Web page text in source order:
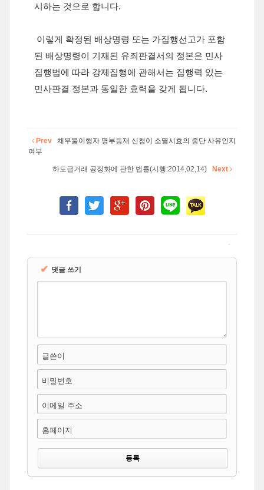
시하는 것으로 합니다.
이렇게 확정된 배상명령 또는 가집행선고가 포함
된 배상명령이 기재된 유죄판결서의 정본은 민사
집행법에 따라 강제집행에 관해서는 집행력 있는
민사판결 정본과 동일한 효력을 갖게 됩니다.
Prev
채무불이행자 명부등재 신청이 소멸시효의 중단 사유인지
여부
하도급거래 공정화에 관한 법률(시행:2014,02,14) Next
✔ 댓글 쓰기
글쓴이
비밀번호
이메일 주소
홈페이지